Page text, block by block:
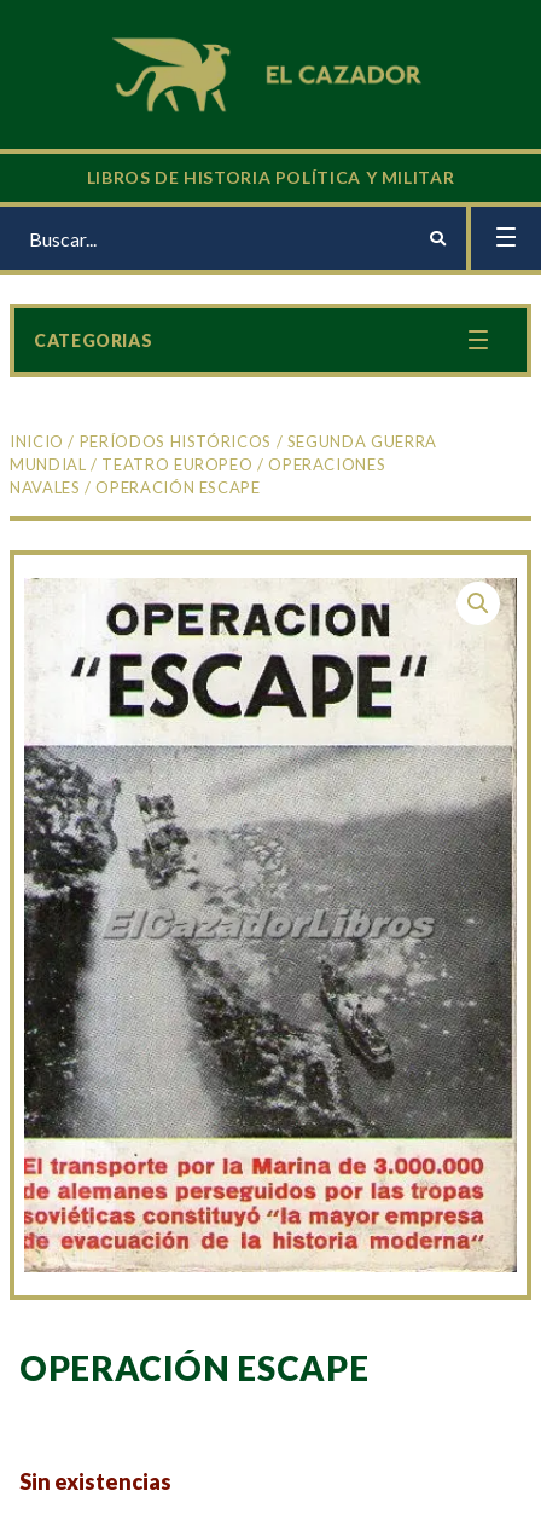
LIBROS DE HISTORIA POLÍTICA Y MILITAR
INICIO / PERÍODOS HISTÓRICOS / SEGUNDA GUERRA
MUNDIAL / TEATRO EUROPEO /OPERACIONES
NAVALES / OPERACIÓN ESCAPE
OPERACIÓN ESCAPE
Sin existencias
CATEGORIAS